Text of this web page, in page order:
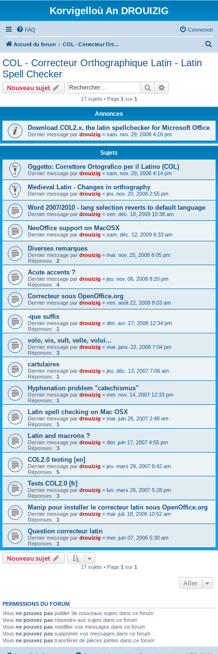
Korvigelloù An DROUIZIG
FAQ Connexion
Accueil du forum COL - Correcteur Orthographique Latin - Latin Spell Checker
COL - Correcteur Orthographique Latin - Latin
Spell Checker
Nouveau sujet Rechercher
17 sujets • Page 1 sur 1
Annonces
Download COL2.x, the latin spellchecker for Microsoft Office
Dernier message par drouizig « sam. nov. 29, 2008 4:16 pm
Sujets
Oggetto: Correttore Ortografico per il Latino (COL)
Dernier message par drouizig « sam. nov. 29, 2008 4:14 pm
Medieval Latin - Changes in orthography
Dernier message par drouizig « jeu. nov. 20, 2008 2:55 pm
Word 2007/2010 - lang selection reverts to default language
Dernier message par drouizig « ven. déc. 18, 2009 10:38 am
NeoOffice support on MacOSX
Dernier message par drouizig « sam. déc. 12, 2009 6:33 am
Diverses remarques
Dernier message par drouizig « mar. nov. 25, 2008 8:05 pm
Réponses : 2
Acute accents ?
Dernier message par drouizig « jeu. nov. 06, 2008 8:20 pm
Réponses : 4
Correcteur sous OpenOffice.org
Dernier message par drouizig « ven. août 22, 2008 8:03 am
-que suffix
Dernier message par drouizig « dim. avr. 27, 2008 12:34 pm
Réponses : 1
volo, vis, vult, velle, volui...
Dernier message par drouizig « mar. janv. 22, 2008 7:04 pm
Réponses : 3
cartulaires
Dernier message par drouizig « jeu. déc. 13, 2007 7:06 am
Réponses : 1
Hyphenation problem "catechismus"
Dernier message par drouizig « mer. nov. 14, 2007 12:33 pm
Réponses : 1
Latin spell checking on Mac OSX
Dernier message par drouizig « mar. juin 26, 2007 2:48 am
Réponses : 1
Latin and macrons ?
Dernier message par drouizig « dim. juin 17, 2007 4:55 pm
Réponses : 3
COL2.0 testing [en]
Dernier message par drouizig « jeu. mars 29, 2007 8:42 am
Réponses : 5
Tests COL2.0 [fr]
Dernier message par drouizig « lun. mars 26, 2007 5:28 pm
Réponses : 3
Manip pour installer le correcteur latin sous OpenOffice.org
Dernier message par drouizig « mar. juil. 18, 2006 10:52 am
Réponses : 1
Question correcteur latin
Dernier message par drouizig « mer. juin 07, 2006 5:30 am
Réponses : 1
Nouveau sujet
17 sujets • Page 1 sur 1
Aller
PERMISSIONS DU FORUM
Vous ne pouvez pas publier de nouveaux sujets dans ce forum
Vous ne pouvez pas répondre aux sujets dans ce forum
Vous ne pouvez pas modifier vos messages dans ce forum
Vous ne pouvez pas supprimer vos messages dans ce forum
Vous ne pouvez pas transférer de pièces jointes dans ce forum